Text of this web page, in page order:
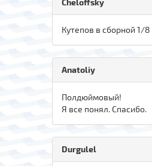
Кутепов в сборной 1/
Anatoliy
Полдюймовый!
Я все понял. Спасибо.
Durgulel